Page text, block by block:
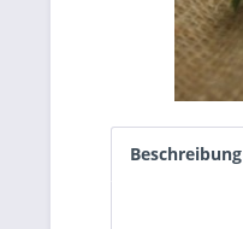
Beschreibung